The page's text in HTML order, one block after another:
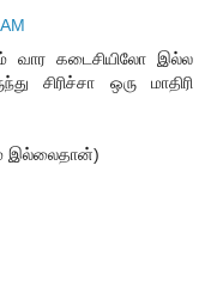
வார கடைசியிலோ இல்ல
சிரிச்சா ஒரு மாதிரி
இல்லைதான்)